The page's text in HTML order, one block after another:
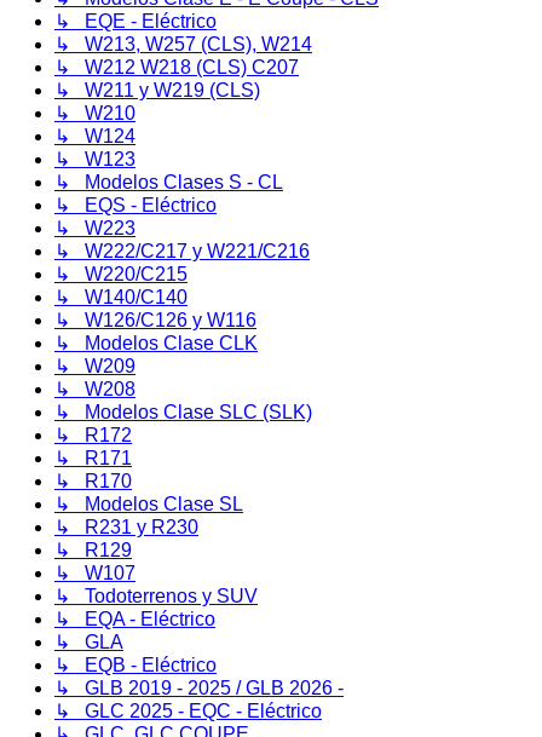
↳ EQE - Eléctrico
↳ W213, W257 (CLS), W214
↳ W212 W218 (CLS) C207
↳ W211 y W219 (CLS)
↳ W210
↳ W124
↳ W123
↳ Modelos Clases S - CL
↳ EQS - Eléctrico
↳ W223
↳ W222/C217 y W221/C216
↳ W220/C215
↳ W140/C140
↳ W126/C126 y W116
↳ Modelos Clase CLK
↳ W209
↳ W208
↳ Modelos Clase SLC (SLK)
↳ R172
↳ R171
↳ R170
↳ Modelos Clase SL
↳ R231 y R230
↳ R129
↳ W107
↳ Todoterrenos y SUV
↳ EQA - Eléctrico
↳ GLA
↳ EQB - Eléctrico
↳ GLB 2019 - 2025 / GLB 2026 -
↳ GLC 2025 - EQC - Eléctrico